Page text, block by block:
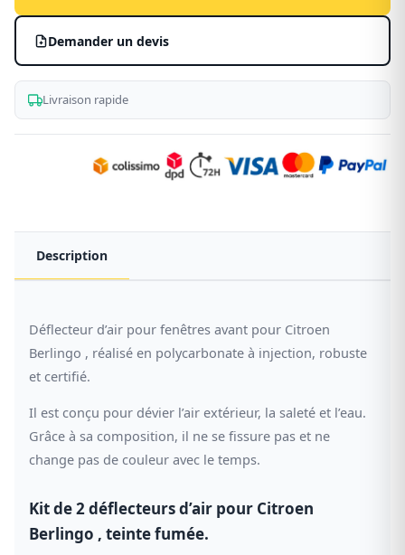
Berlingo
avant
Demander un devis
Livraison rapide
Description
Déflecteur d’air pour fenêtres avant pour Citroen
Berlingo , réalisé en polycarbonate à injection, robuste
et certifié.
Il est conçu pour dévier l’air extérieur, la saleté et l’eau.
Grâce à sa composition, il ne se fissure pas et ne
change pas de couleur avec le temps.
Kit de 2 déflecteurs d’air pour Citroen
Berlingo , teinte fumée.